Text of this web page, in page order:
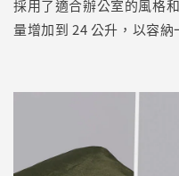
採用了適合辦公室的風格
量增加到 24 公升，以容納